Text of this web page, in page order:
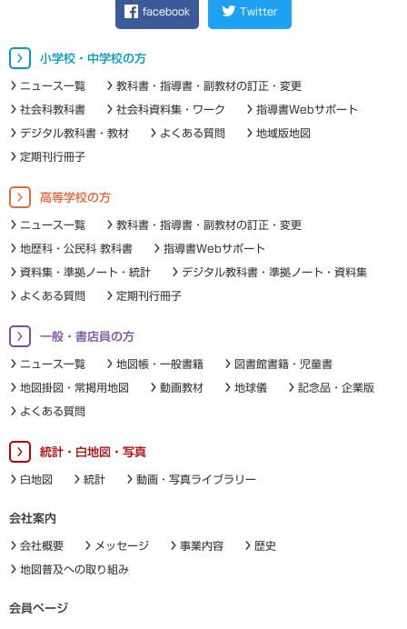
facebook Twitter
小学校・中学校の方
ニュース一覧 教科書・指導書・副教材の訂正・変更
社会科教科書 社会科資料集・ワーク 指導書Webサポート
デジタル教科書・教材 よくある質問 地域版地図
定期刊行冊子
高等学校の方
ニュース一覧 教科書・指導書・副教材の訂正・変更
地歴科・公民科 教科書 指導書Webサポート
資料集・準拠ノート・統計 デジタル教科書・準拠ノート・資料集
よくある質問 定期刊行冊子
一般・書店員の方
ニュース一覧 地図帳・一般書籍 図書館書籍・児童書
地図掛図・常掲用地図 動画教材 地球儀 記念品・企業版
よくある質問
統計・白地図・写真
白地図 統計 動画・写真ライブラリー
会社案内
会社概要 メッセージ 事業内容 歴史
地図普及への取り組み
会員ページ